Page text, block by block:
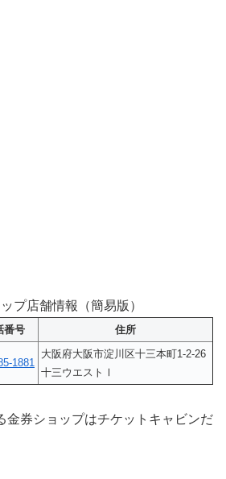
プ店舗情報（簡易版）
番号 住所
1881
大阪府大阪市淀川区十三本町1-2-26
十三ウエストⅠ
金券ショップはチケットキャビンだ